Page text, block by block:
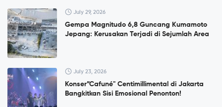
July 29, 2026
Gempa Magnitudo 6,8 Guncang Kumamoto
Jepang: Kerusakan Terjadi di Sejumlah Area
July 23, 2026
Konser”Cafuné" Centimillimental di Jakarta
Bangkitkan Sisi Emosional Penonton!